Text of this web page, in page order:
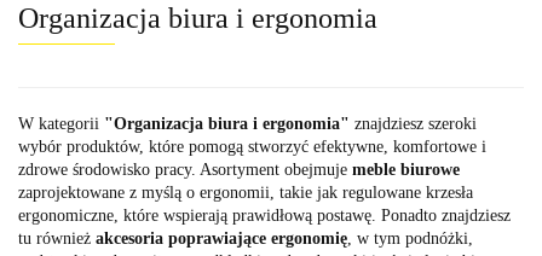
Organizacja biura i ergonomia
W kategorii "Organizacja biura i ergonomia" znajdziesz szeroki
wybór produktów, które pomogą stworzyć efektywne, komfortowe i
zdrowe środowisko pracy. Asortyment obejmuje meble biurowe
zaprojektowane z myślą o ergonomii, takie jak regulowane krzesła
ergonomiczne, które wspierają prawidłową postawę. Ponadto znajdziesz
tu również akcesoria poprawiające ergonomię , w tym podnóżki,